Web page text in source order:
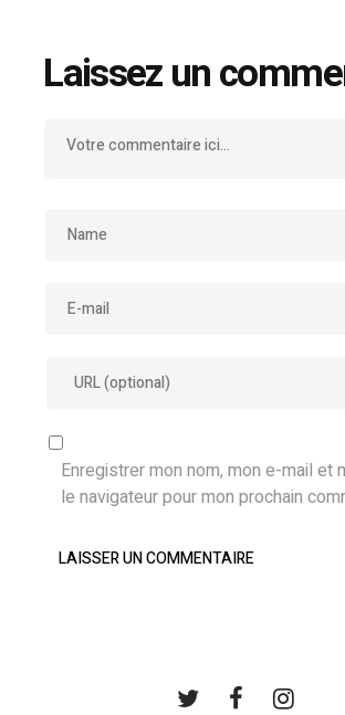
Laissez un
Enregistrer mon nom, mon e-mail et
le navigateur pour mon prochain